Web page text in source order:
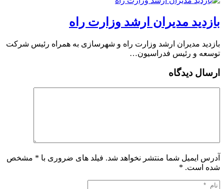
بازدید مدیران ارشد وزارت راه
بازدید مدیران ارشد وزارت راه و شهرسازی به همراه رئیس شرکت
توسعه و رئیس فدراسیون…
ارسال دیدگاه
آدرس ایمیل شما منتشر نخواهد شد. فیلد های ضروری با * مشخص
شده است. *